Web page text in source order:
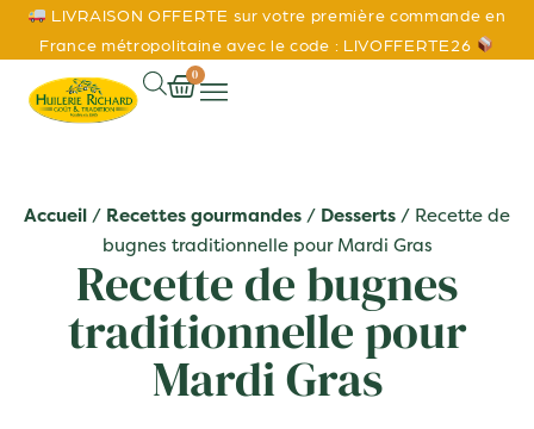
LIVRAISON OFFERTE sur votre première commande en
France métropolitaine avec le code : LIVOFFERTE26
0
Accueil / Recettes gourmandes / Desserts / Recette de
bugnes traditionnelle pour Mardi Gras
Recette de bugnes
traditionnelle pour
Mardi Gras